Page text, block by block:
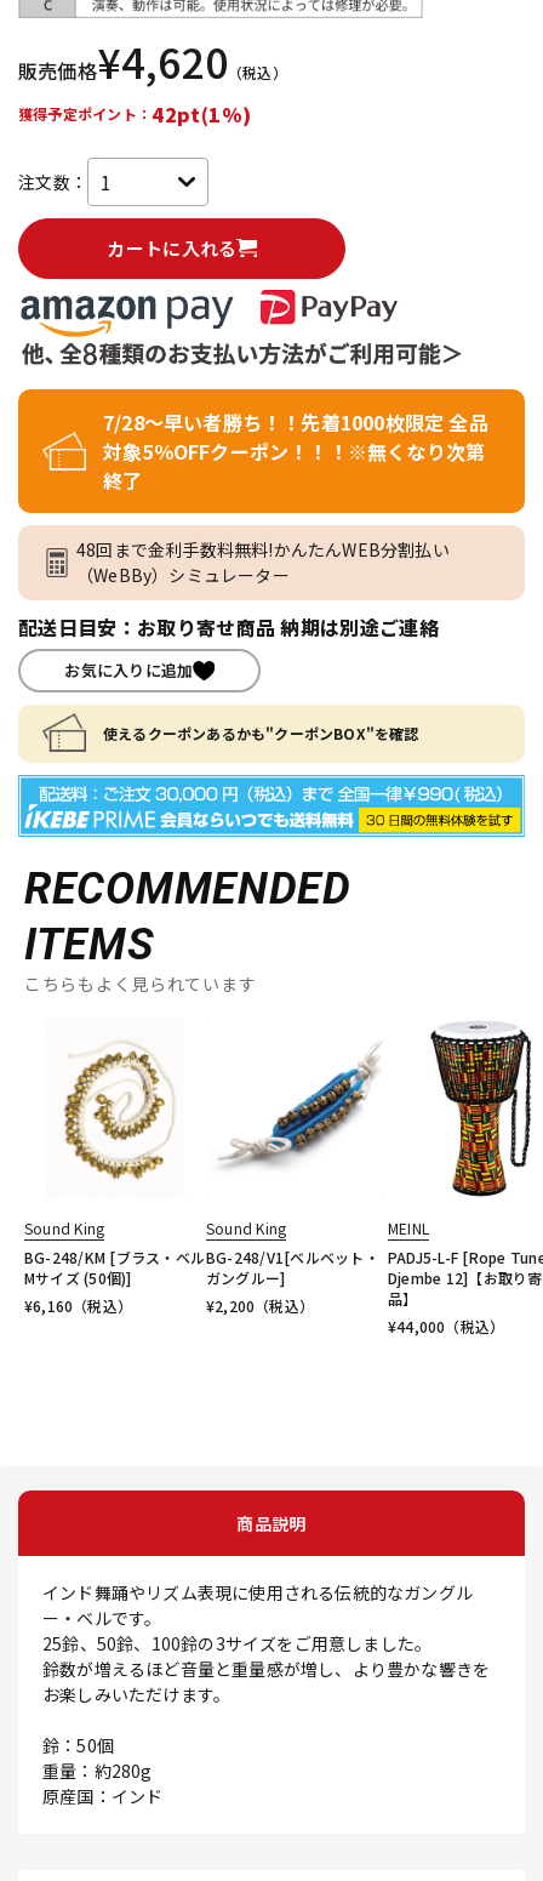
販売価格¥4,620 （税込）
獲得予定ポイント： 42pt(1%)
注文数：
カートに入れる
7/28～早い者勝ち！！先着1000枚限定 全品
対象5％OFFクーポン！！！※無くなり次第
終了
48回まで金利手数料無料!かんたんWEB分割払い
（WeBBy）シミュレーター
配送日目安：お取り寄せ商品 納期は別途ご連絡
お気に入りに追加
使えるクーポンあるかも"クーポンBOX"を確認
RECOMMENDED
ITEMS
こちらもよく見られています
Sound King
BG-248/KM [ブラス・ベル
Mサイズ (50個)]
¥6,160 （税込）
Sound King
BG-248/V1[ベルベット・
ガングルー]
¥2,200 （税込）
MEINL
PADJ5-L-F [Rope
Djembe 12]【お取り
品】
¥44,000 （税込）
商品説明
インド舞踊やリズム表現に使用される伝統的なガングル
ー・ベルです。
25鈴、50鈴、100鈴の3サイズをご用意しました。
鈴数が増えるほど音量と重量感が増し、より豊かな響きを
お楽しみいただけます。
鈴：50個
重量：約280g
原産国：インド